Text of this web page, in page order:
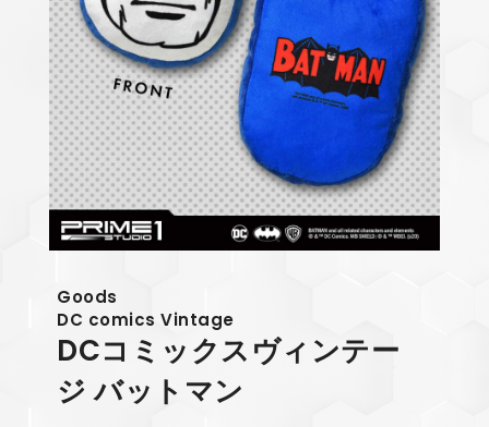
Goods
DC comics Vintage
DCコミックスヴィンテー
ジ バットマン